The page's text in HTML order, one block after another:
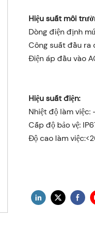
Hiệu suất môi
Dòng điện định
Công suất đầu ra
Điện áp đầu vào
Hiệu suất điện:
Nhiệt độ làm
Cấp độ bảo vệ:
Độ cao làm